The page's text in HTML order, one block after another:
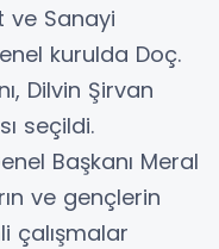
ve Sanayi
kurulda Doç.
Dilvin Şirvan
seçildi.
Başkanı Meral
ve gençlerin
çalışmalar